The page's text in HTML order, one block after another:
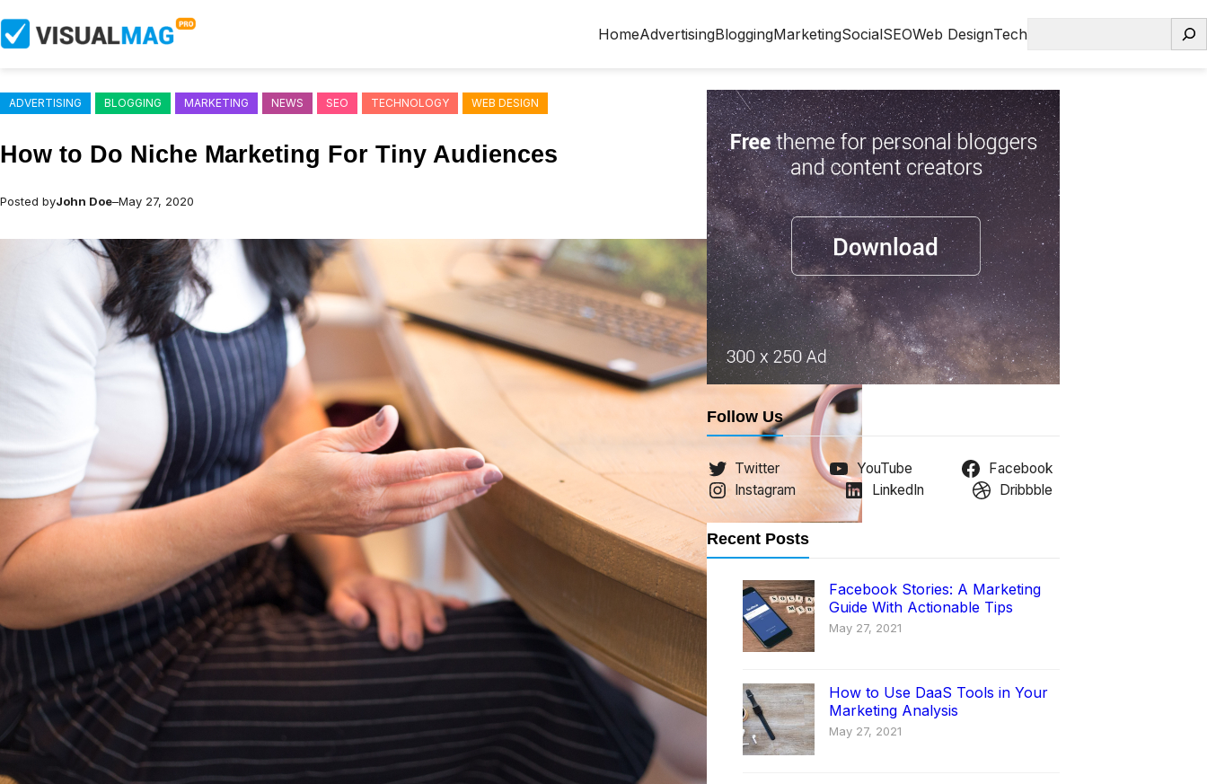
to
HomeAdvertisingBloggingMarketingSocialSEOWeb DesignTech
ADVERTISING BLOGGING MARKETING NEWS SEO TECHNOLOGY WEB DESIGN
How to Do Niche Marketing For Tiny Audiences
Posted byJohn Doe–May 27, 2020
Follow Us
Twitter YouTube
Facebook
Instagram
LinkedIn Dribbble
Recent Posts
Facebook Stories: A Marketing
Guide With Actionable Tips
May 27, 2021
How to Use DaaS Tools in Your
Marketing Analysis
May 27, 2021